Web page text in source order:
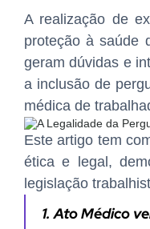
A realização de
proteção à saúde
geram dúvidas e
a inclusão de
médica de
Este artigo tem
ética e legal,
legislação
1. Ato Médico